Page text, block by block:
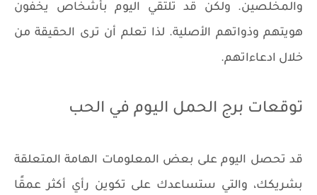
والمخلصين. ولكن قد تلتقي اليوم بأشخاص يخفون
هويتهم وذواتهم الأصلية. لذا تعلم أن ترى الحقيقة من
خلال ادعاءاتهم.
توقعات برج الحمل اليوم في الحب
قد تحصل اليوم على بعض المعلومات الهامة المتعلقة
بشريكك، والتي ستساعدك على تكوين رأي أكثر عمقًا